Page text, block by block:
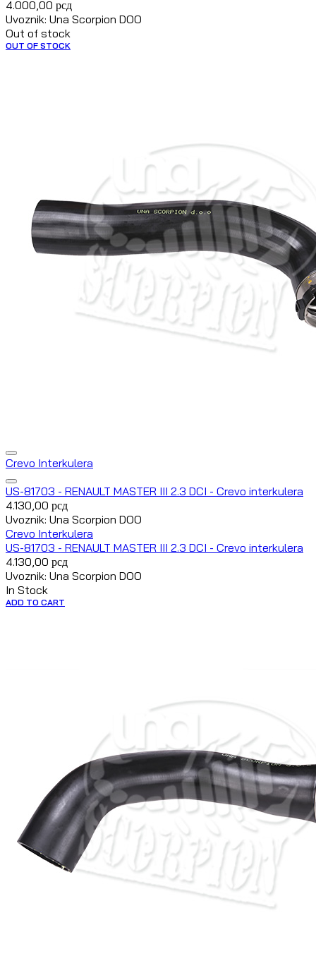
4.000,00 рсд
Uvoznik: Una Scorpion DOO
Out of stock
OUT OF STOCK
Crevo Interkulera
US-81703 - RENAULT MASTER III 2.3 DCI - Crevo interkulera
4.130,00 рсд
Uvoznik: Una Scorpion DOO
Crevo Interkulera
US-81703 - RENAULT MASTER III 2.3 DCI - Crevo interkulera
4.130,00 рсд
Uvoznik: Una Scorpion DOO
In Stock
ADD TO CART